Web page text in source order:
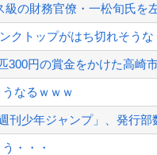
級の財務官僚・一松旬氏を
クトップがはち切れそう
300円の賞金をかけた高崎
なるｗｗｗ
刊少年ジャンプ」、発行部
・・・